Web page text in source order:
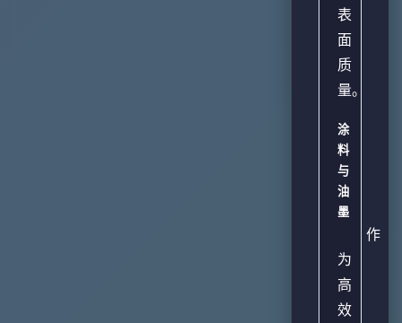
表
面
质
量。
涂
料
与
油
墨
作
为
高
效